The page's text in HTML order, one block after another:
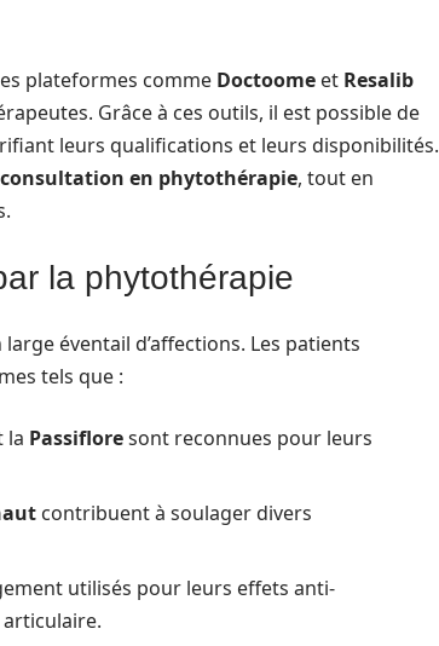
plateformes comme Doctoome et Resalib
Grâce à ces outils, il est possible de
leurs qualifications et leurs disponibilités.
consultation en phytothérapie, tout en
la phytothérapie
éventail d’affections. Les patients
tels que :
la Passifloresont reconnues pour leurs
contribuent à soulager divers
utilisés pour leurs effets anti-